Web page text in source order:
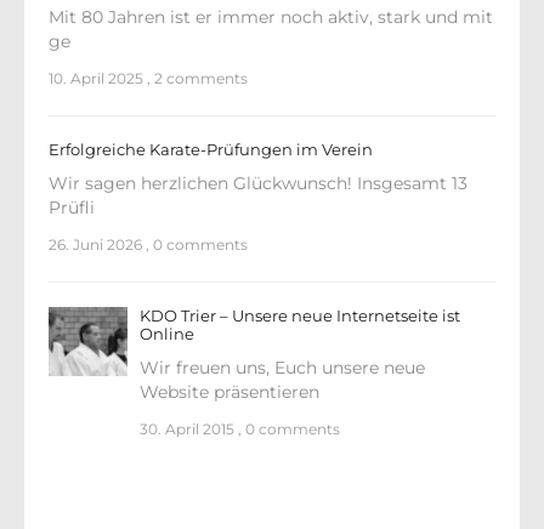
Mit 80 Jahren ist er immer noch aktiv, stark und mit
ge
10. April 2025 2 comments
Erfolgreiche Karate-Prüfungen im Verein
Wir sagen herzlichen Glückwunsch! Insgesamt 13
Prüfli
26. Juni 2026 0 comments
KDO Trier – Unsere neue Internetseite ist
Online
Wir freuen uns, Euch unsere neue
Website präsentieren
30. April 2015 0 comments